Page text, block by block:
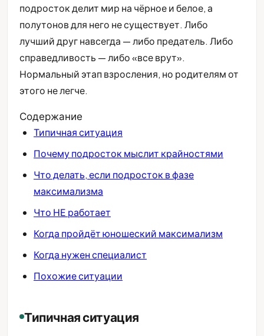
подросток делит мир на чёрное и белое, а
полутонов для него не существует. Либо
лучший друг навсегда — либо предатель. Либо
справедливость — либо «все врут».
Нормальный этап взросления, но родителям от
этого не легче.
Содержание
Типичная ситуация
Почему подросток мыслит крайностями
Что делать, если подросток в фазе
максимализма
Что НЕ работает
Когда пройдёт юношеский максимализм
Когда нужен специалист
Похожие ситуации
Типичная ситуация